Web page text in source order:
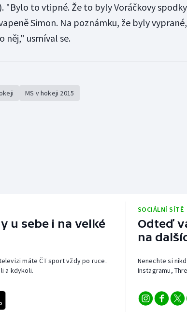
"Bylo to vtipné. Že to byly Voráčkovy
Simon. Na poznámku, že byly vyprané,
něj," usmíval se.
MS v hokeji 2015
u sebe i na velké
máte ČT sport vždy po ruce.
a kdykoli.
SOCIÁLNÍ SÍTĚ
Odteď
na
Nenechte si
Instagramu,